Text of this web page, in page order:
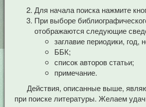
Для начала поиска нажмите
При выборе
отображаются следующие
заглавие периодики, год,
ББК;
список авторов статьи;
примечание.
Действия, описанные выше,
при поиске литературы. Желаем